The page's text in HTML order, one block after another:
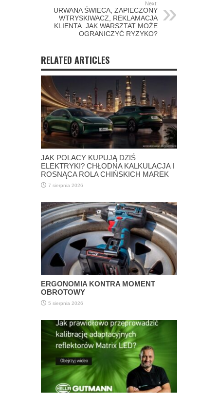
Next:
URWANA ŚWIECA, ZAPIECZONY
WTRYSKIWACZ, REKLAMACJA
KLIENTA. JAK WARSZTAT MOŻE
OGRANICZYĆ RYZYKO?
RELATED ARTICLES
JAK POLACY KUPUJĄ DZIŚ
ELEKTRYKI? CHŁODNA KALKULACJA I
ROSNĄCA ROLA CHIŃSKICH MAREK
7 sierpnia 2026
ERGONOMIA KONTRA MOMENT
OBROTOWY
5 sierpnia 2026